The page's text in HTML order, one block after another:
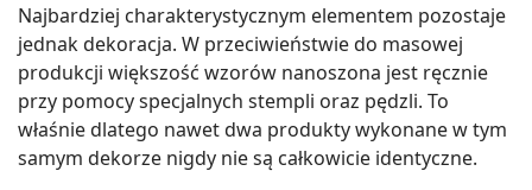
Najbardziej charakterystycznym elementem pozostaje
jednak dekoracja. W przeciwieństwie do masowej
produkcji większość wzorów nanoszona jest ręcznie
przy pomocy specjalnych stempli oraz pędzli. To
właśnie dlatego nawet dwa produkty wykonane w tym
samym dekorze nigdy nie są całkowicie identyczne.